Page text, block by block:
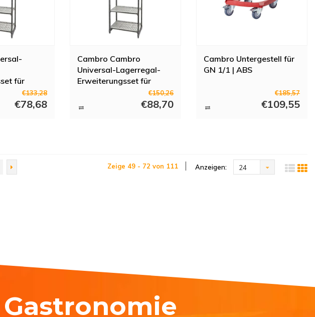
für
| 51,5
x 6,3 (H)
€133,28
€78,68
Cambro Cambro
Universal-Lagerregal-
Erweiterungsset für
Basics plus Regale | 610
€150,26
€88,70
Cambro Untergestell für
GN 1/1 | ABS
€185,57
€109,55
Zeige 49 - 72 von 111 Anzeigen: 24
Gastronomie